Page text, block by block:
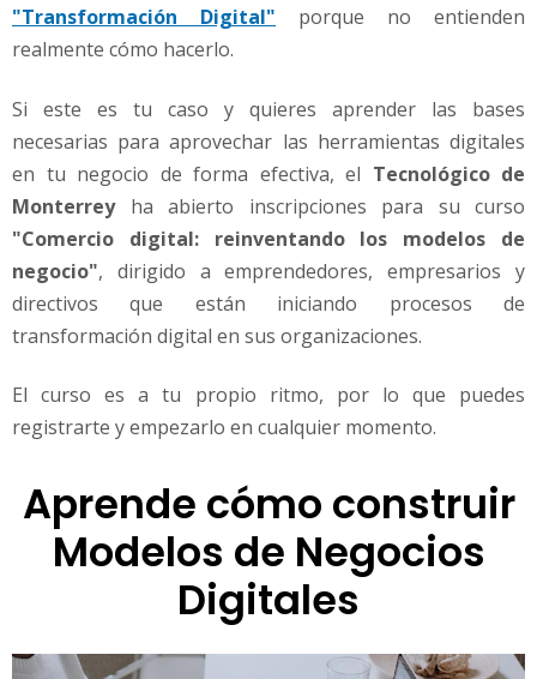
"Transformación Digital" porque no entienden
realmente cómo hacerlo.
Si este es tu caso y quieres aprender las bases
necesarias para aprovechar las herramientas digitales
en tu negocio de forma efectiva, el Tecnológico de
Monterreyha abierto inscripciones para su curso
"Comercio digital: reinventando los modelos de
negocio", dirigido a emprendedores, empresarios y
directivos que están iniciando procesos de
transformación digital en sus organizaciones.
El curso es a tu propio ritmo, por lo que puedes
registrarte y empezarlo en cualquier momento.
Aprende cómo construir
Modelos de Negocios
Digitales